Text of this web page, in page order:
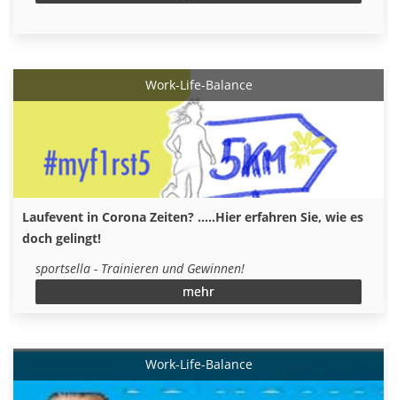
Work-Life-Balance
Laufevent in Corona Zeiten? .....Hier erfahren Sie, wie es
doch gelingt!
sportsella - Trainieren und Gewinnen!
mehr
Work-Life-Balance